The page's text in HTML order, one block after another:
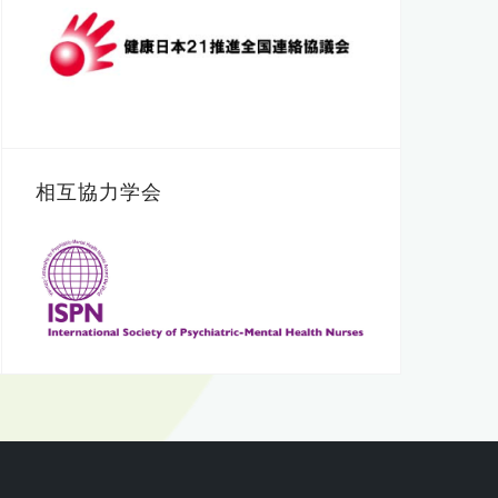
相互協力学会